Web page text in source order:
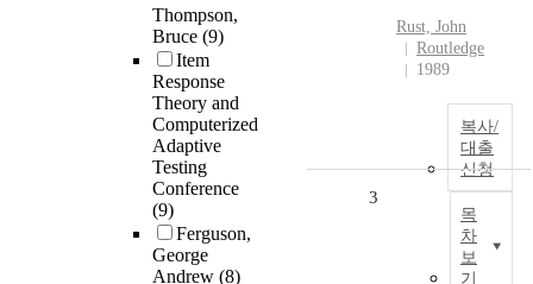
Thompson,
Bruce (9)
Item
Response
Theory and
Computerized
Adaptive
Testing
Conference
(9)
Ferguson,
George
Andrew (8)
Rust, John
Routledge
1989
복사/
대출
신청
목
차
보
기
3